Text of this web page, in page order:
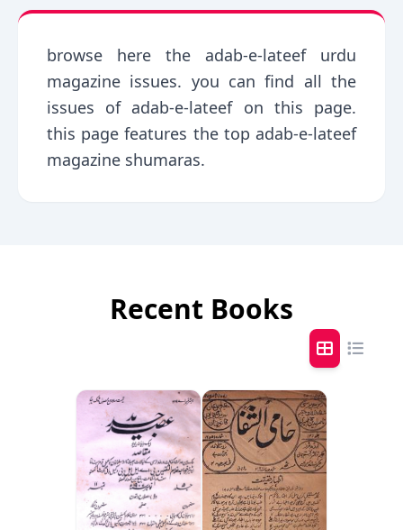
browse here the adab-e-lateef urdu
magazine issues. you can find all the
issues of adab-e-lateef on this page.
this page features the top adab-e-lateef
magazine shumaras.
Recent Books